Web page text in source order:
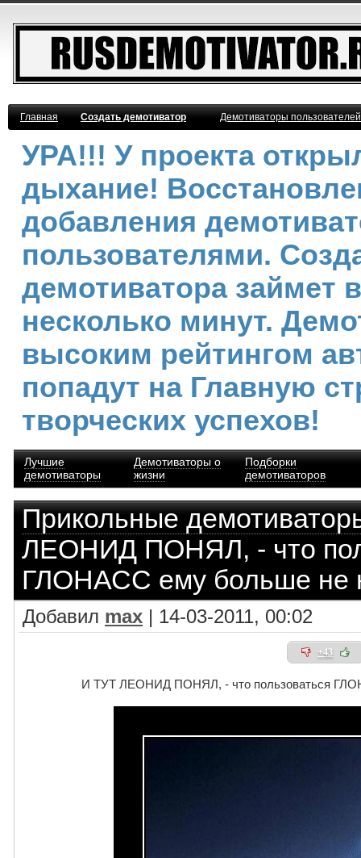
Главная Создать демотиватор Демотиваторы
УРА!!! У проекта
дыхание!
добавления
пользователями.
демотиватора займет
несколько минут.
высоким рейтингом
попадут на Главную
творческих успехов!
Лучшие
демотиваторы
Демотиваторы о
жизни
Подборки
демотиваторов
Прикольные
ЛЕОНИД ПОНЯЛ, - что
ГЛОНАСС ему больше не
Добавил max | 14-03-2011, 00:02
+43
И ТУТ ЛЕОНИД ПОНЯЛ, - что пользоваться